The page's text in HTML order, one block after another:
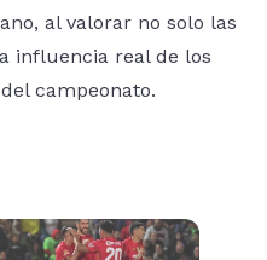
al valorar no solo las
influencia real de los
campeonato.